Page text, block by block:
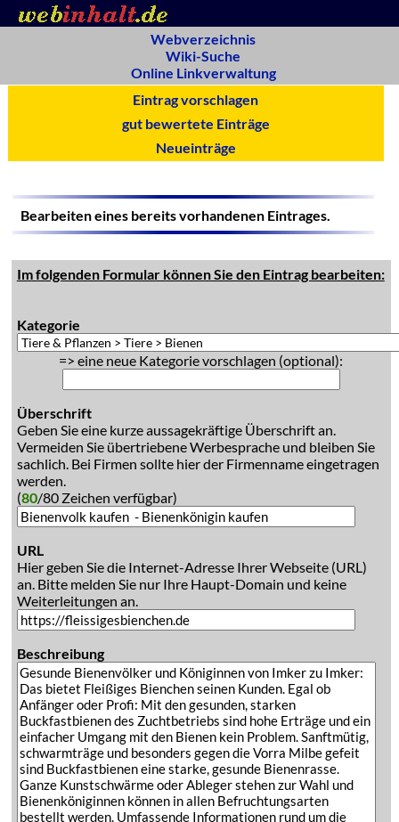
Webverzeichnis
Wiki-Suche
Online Linkverwaltung
Eintrag vorschlagen
gut bewertete Einträge
Neueinträge
Bearbeiten eines bereits vorhandenen Eintrages.
Im folgenden Formular können Sie den Eintrag bearbeiten:
Kategorie
=> eine neue Kategorie vorschlagen (optional):
Überschrift
Geben Sie eine kurze aussagekräftige Überschrift an.
Vermeiden Sie übertriebene Werbesprache und bleiben Sie
sachlich. Bei Firmen sollte hier der Firmenname eingetragen
werden.
(80/80 Zeichen verfügbar)
URL
Hier geben Sie die Internet-Adresse Ihrer Webseite (URL)
an. Bitte melden Sie nur Ihre Haupt-Domain und keine
Weiterleitungen an.
Beschreibung